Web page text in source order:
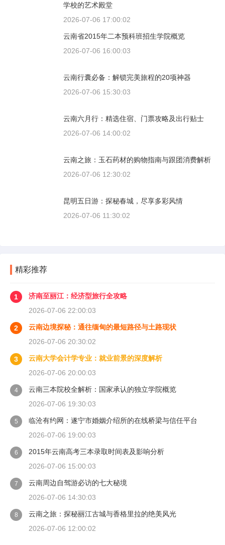
学校的艺术殿堂
2026-07-06 17:00:02
云南省2015年二本预科班招生学院概览
2026-07-06 16:00:03
云南行囊必备：解锁完美旅程的20项神器
2026-07-06 15:30:03
云南六月行：精选住宿、门票攻略及出行贴士
2026-07-06 14:00:02
云南之旅：玉石药材的购物指南与跟团消费解析
2026-07-06 12:30:02
昆明五日游：探秘春城，尽享多彩风情
2026-07-06 11:30:02
精彩推荐
1
济南至丽江：经济型旅行全攻略
2026-07-06 22:00:03
2
云南边境探秘：通往缅甸的最短路径与土路现状
2026-07-06 20:30:02
3
云南大学会计学专业：就业前景的深度解析
2026-07-06 20:00:03
4
云南三本院校全解析：国家承认的独立学院概览
2026-07-06 19:30:03
5
临沧有约网：遂宁市婚姻介绍所的在线桥梁与信任平台
2026-07-06 19:00:03
6
2015年云南高考三本录取时间表及影响分析
2026-07-06 15:00:03
7
云南周边自驾游必访的七大秘境
2026-07-06 14:30:03
8
云南之旅：探秘丽江古城与香格里拉的绝美风光
2026-07-06 12:00:02